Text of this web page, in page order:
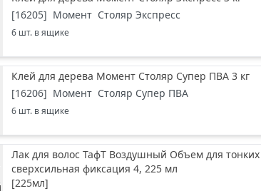
[16205] Момент Столяр Экспресс
6 шт. в ящике
Клей для дерева Момент Столяр Супер ПВА 3 кг
[16206] Момент Столяр Супер ПВА
6 шт. в ящике
Лак для волос ТафТ Воздушный Объем для тонких
сверхсильная фиксация 4, 225 мл
[225мл]